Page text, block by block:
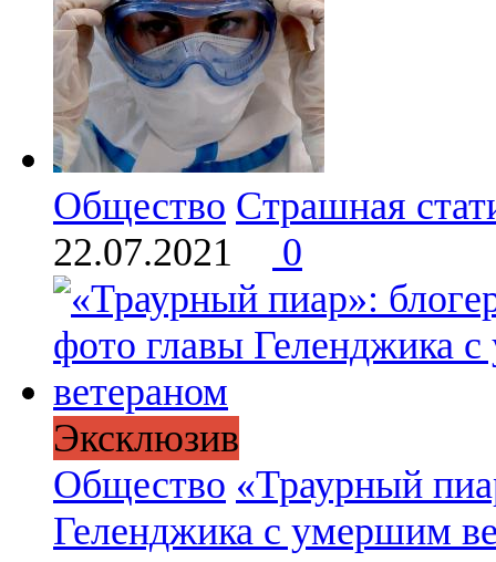
Общество Страшная
22.07.2021
0
Эксклюзив
Общество «Траурный
Геленджика с умершим